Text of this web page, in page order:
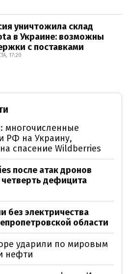
уничтожила склад
в Украине: возможны
с поставками
17:20
многочисленные
РФ на Украину,
спасение Wildberries
после атак дронов
дефицита
без электричества
области
ударили по мировым
нефти